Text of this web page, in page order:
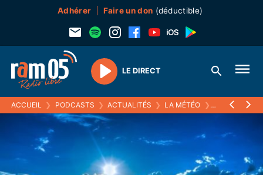
Adhérer Faire un don (déductible)
Play
LE DIRECT
ACCUEIL ❯ PODCASTS ❯ ACTUALITÉS ❯ LA MÉTÉO ❯ 01 AOÛT 2024